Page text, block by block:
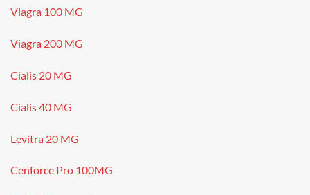
Viagra 100 MG
Viagra 200 MG
Cialis 20 MG
Cialis 40 MG
Levitra 20 MG
Cenforce Pro 100MG